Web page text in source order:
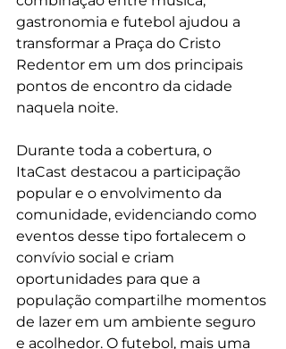
gastronomia e futebol ajudou a
transformar a Praça do Cristo
Redentor em um dos principais
pontos de encontro da cidade
naquela noite.
Durante toda a cobertura, o
ItaCast destacou a participação
popular e o envolvimento da
comunidade, evidenciando como
eventos desse tipo fortalecem o
convívio social e criam
oportunidades para que a
população compartilhe momentos
de lazer em um ambiente seguro
e acolhedor. O futebol, mais uma